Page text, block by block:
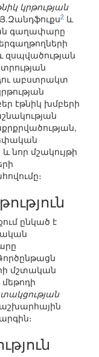
կրթության
2 և
գաղափարը
զսպվածության
աբստրակտ
էթնիկ խմբերի
նոր մշակույթի
ընկած է
մշտական